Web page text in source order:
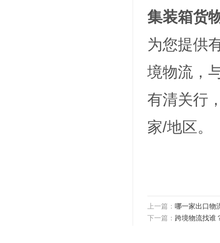
集装箱货
为您提供
境物流，
有清关行
家/地区。
上一篇： 哪一家出口物
下一篇： 跨境物流找谁